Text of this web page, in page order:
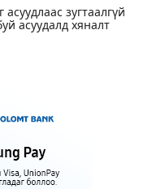
зугтаалгүй
асуудалд хяналт
хайж байна
7 ШТС-д